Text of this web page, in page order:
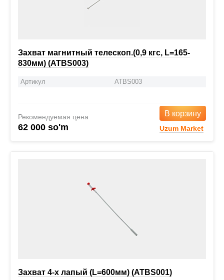
Захват магнитный телескоп.(0,9 кгс, L=165-
830мм) (ATBS003)
Артикул ATBS003
Рекомендуемая цена
62 000 so'm
В корзину
Uzum Market
Захват 4-х лапый (L=600мм) (ATBS001)